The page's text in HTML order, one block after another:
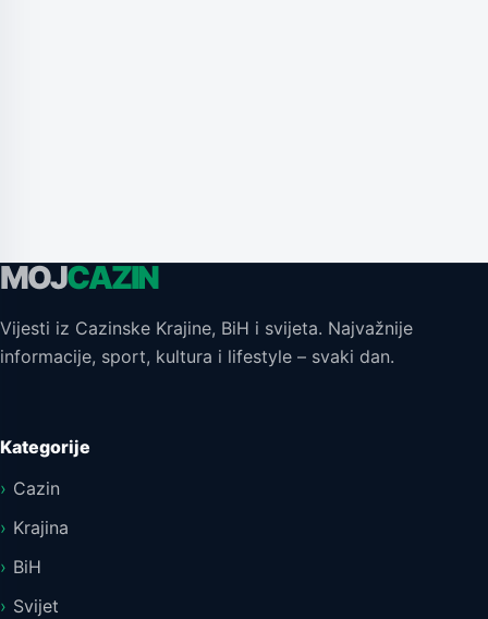
MOJCAZIN
Vijesti iz Cazinske Krajine, BiH i svijeta. Najvažnije
informacije, sport, kultura i lifestyle – svaki dan.
Kategorije
Cazin
Krajina
BiH
Svijet